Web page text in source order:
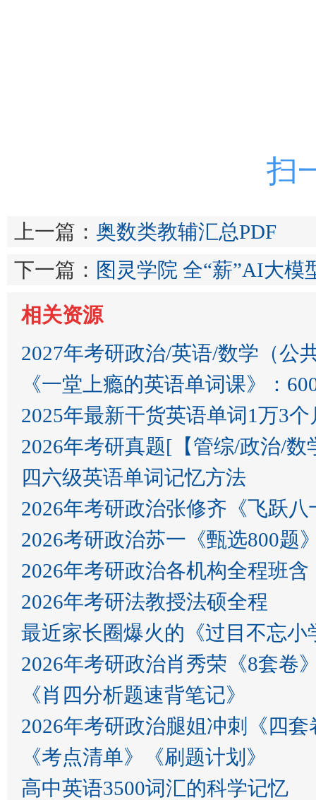
扫
上一篇： 奥数类教辅汇总PDF
下一篇： 图灵学院 全“薪”AI大模
相关资源
2027年考研政治/英语/数学（公
《一堂上瘾的英语单词课》：
2025年最新干货英语单词1万3
2026年考研真题[【管综/政治/数
四六级英语单词记忆方法
2026年考研政治张修齐《飞跃
2026考研政治苏一《甄选800题
2026年考研政治各机构全程班
2026年考研法教授法硕全程
最近家长圈爆火的《过目不忘小
2026年考研政治肖秀荣《8套卷
《肖四分析题速背笔记》
2026年考研政治腿姐冲刺《四
《考点清单》《刷题计划》
高中英语3500词汇的科学记忆